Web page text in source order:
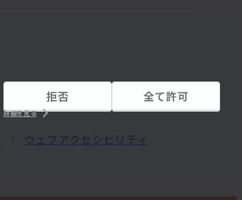
拒否 全て許可
詳細を見る
ウェブアクセシビリティ